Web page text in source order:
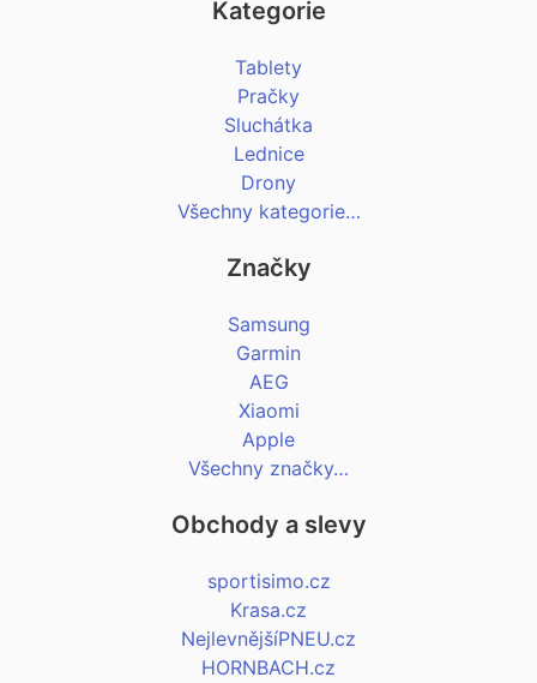
Kategorie
Tablety
Pračky
Sluchátka
Lednice
Drony
Všechny kategorie…
Značky
Samsung
Garmin
AEG
Xiaomi
Apple
Všechny značky…
Obchody a slevy
sportisimo.cz
Krasa.cz
NejlevnějšíPNEU.cz
HORNBACH.cz